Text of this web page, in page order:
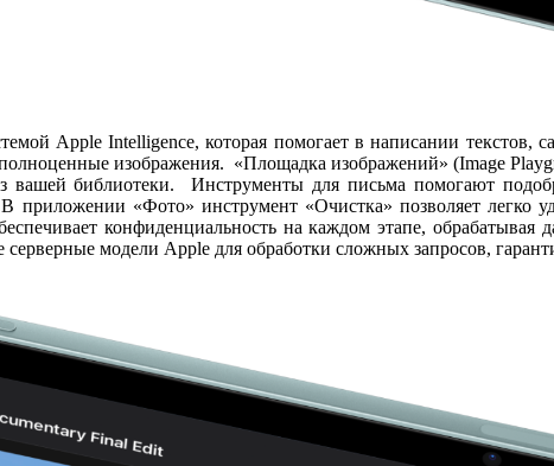
Apple Intelligence, которая помогает в написании
изображения. «Площадка изображений» (Image
библиотеки. Инструменты для письма помогают
«Фото» инструмент «Очистка» позволяет легко
конфиденциальность на каждом этапе,
модели Apple для обработки сложных запросов,